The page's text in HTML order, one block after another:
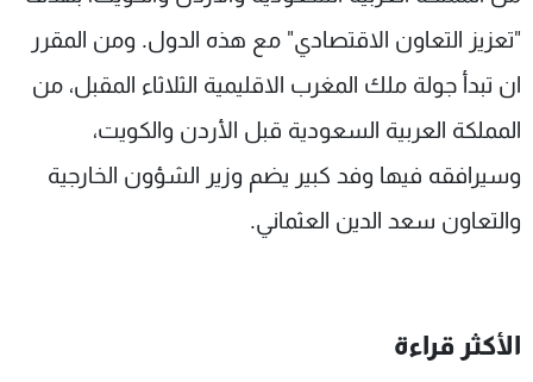
"تعزيز التعاون الاقتصادي" مع هذه الدول. ومن المقرر
ان تبدأ جولة ملك المغرب الاقليمية الثلاثاء المقبل، من
المملكة العربية السعودية قبل الأردن والكويت،
وسيرافقه فيها وفد كبير يضم وزير الشؤون الخارجية
والتعاون سعد الدين العثماني.
الأكثر قراءة
الإنـتـاج
لاعلاناتكم
تواصل معنا
شروط الإسـتخدام